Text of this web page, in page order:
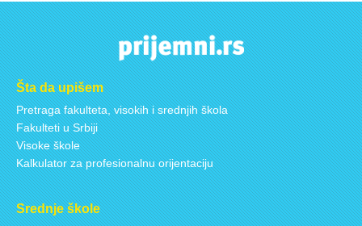
Šta da upišem
Pretraga fakulteta, visokih i srednjih škola
Fakulteti u Srbiji
Visoke škole
Kalkulator za profesionalnu orijentaciju
Srednje škole